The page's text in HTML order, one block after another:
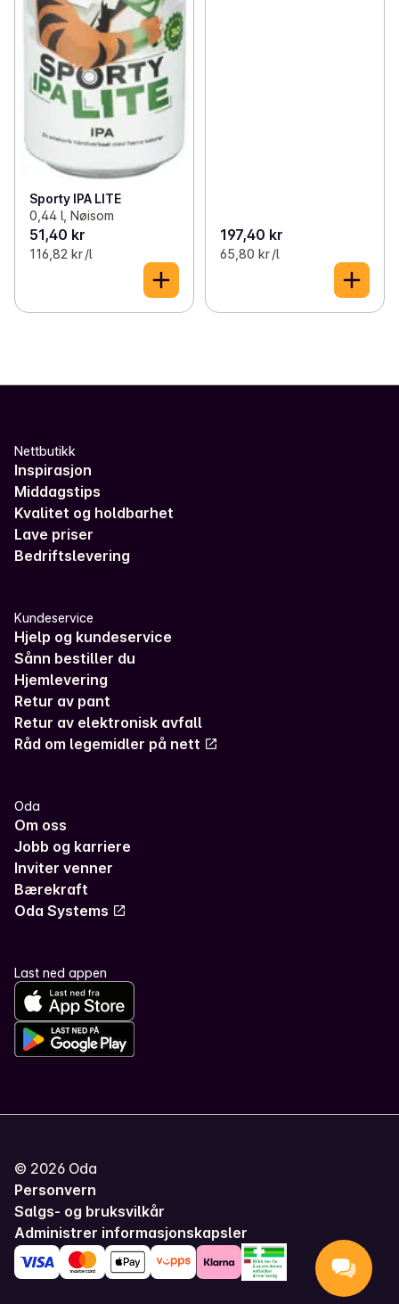
Sporty IPA LITE
0,44 l, Nøisom
51,40 kr
116,82 kr /l
197,40 kr
65,80 kr /l
Nettbutikk
Inspirasjon
Middagstips
Kvalitet og holdbarhet
Lave priser
Bedriftslevering
Kundeservice
Hjelp og kundeservice
Sånn bestiller du
Hjemlevering
Retur av pant
Retur av elektronisk avfall
Råd om legemidler på nett
Oda
Om oss
Jobb og karriere
Inviter venner
Bærekraft
Oda Systems
Last ned appen
© 2026 Oda
Personvern
Salgs- og bruksvilkår
Administrer informasjonskapsler